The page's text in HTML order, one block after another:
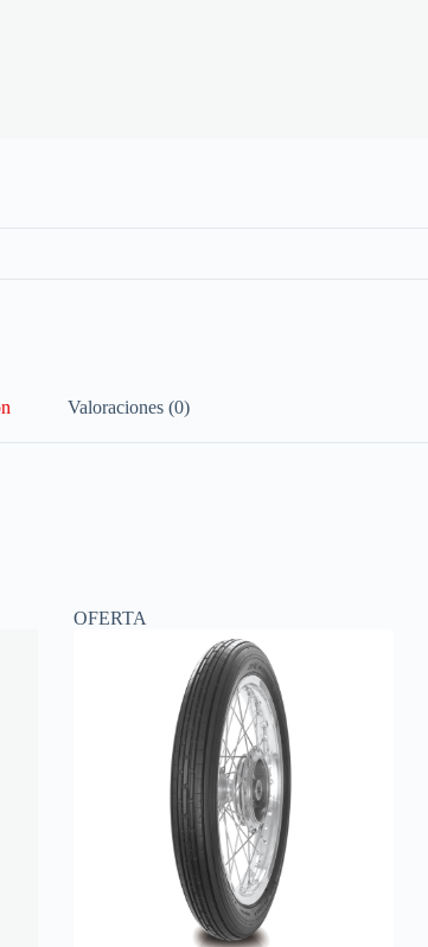
Valoraciones (0)
OFERTA